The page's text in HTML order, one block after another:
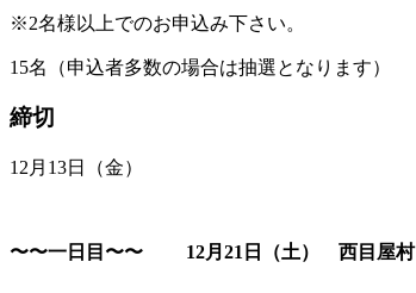
※2名様以上でのお申込み下さい。
15名（申込者多数の場合は抽選となります）
締切
12月13日（金）
〜〜一日目〜〜 12月21日（土） 西目屋村